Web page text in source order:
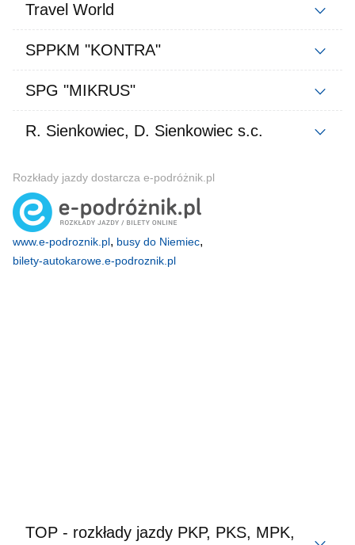
Travel World
SPPKM "KONTRA"
SPG "MIKRUS"
R. Sienkowiec, D. Sienkowiec s.c.
Rozkłady jazdy dostarcza e-podróżnik.pl
www.e-podroznik.pl, busy do Niemiec,
bilety-autokarowe.e-podroznik.pl
TOP - rozkłady jazdy PKP, PKS, MPK,